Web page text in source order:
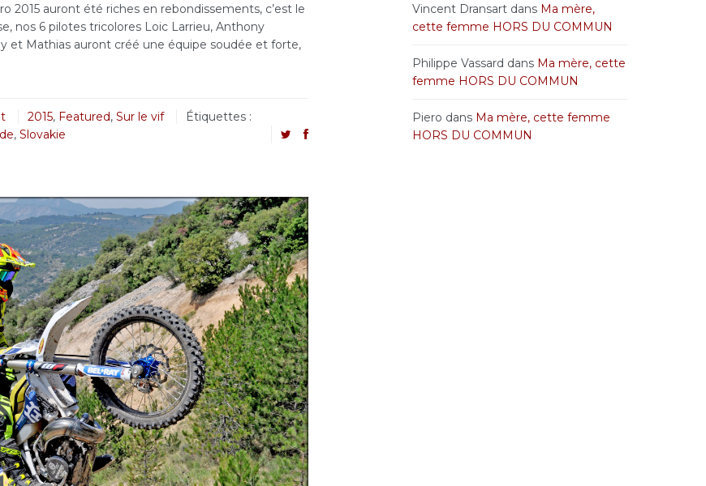
2015 auront été riches en rebondissements, c’est le
nos 6 pilotes tricolores Loic Larrieu, Anthony
et Mathias auront créé une équipe soudée et forte,
2015, Featured, Sur le vif
Étiquettes :
, Slovakie
Vincent Dransartdans Ma mère,
cette femme HORS DU COMMUN
Philippe Vassard dans Ma mère, cette
femme HORS DU COMMUN
Piero dans Ma mère, cette femme
HORS DU COMMUN